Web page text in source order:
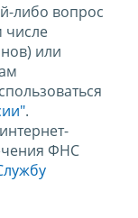
либо вопрос
числе
или
.
ФНС